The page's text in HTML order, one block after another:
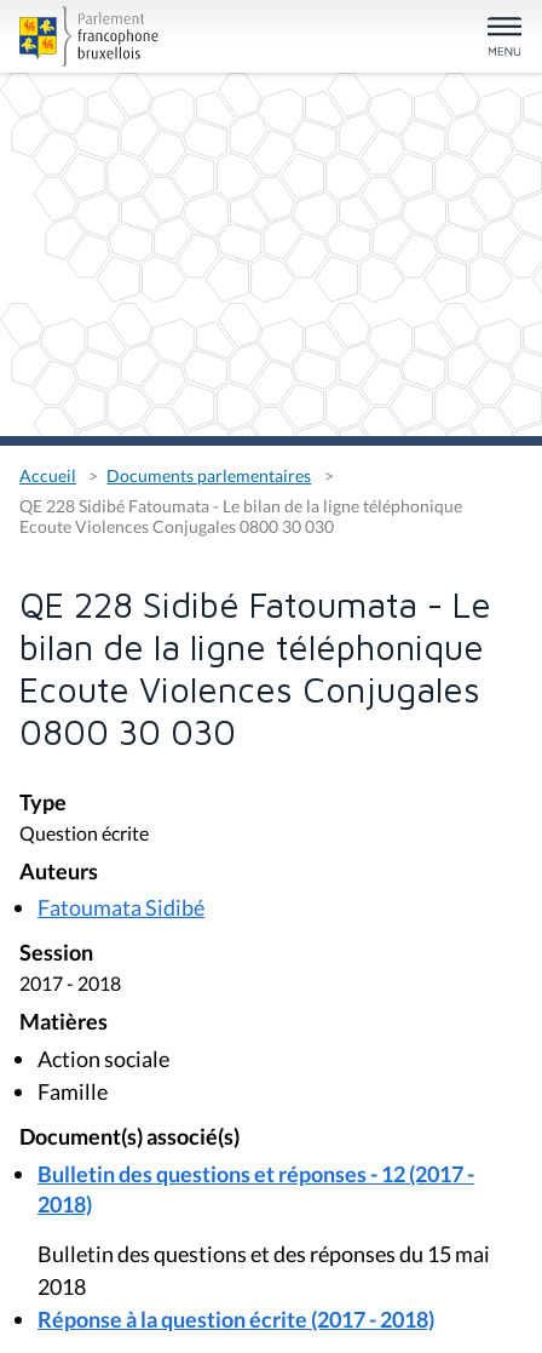
Accueil
Documents parlementaires
QE 228 Sidibé Fatoumata - Le bilan de la ligne téléphonique
Ecoute Violences Conjugales 0800 30 030
QE 228 Sidibé Fatoumata - Le
bilan de la ligne téléphonique
Ecoute Violences Conjugales
0800 30 030
Type
Question écrite
Auteurs
Fatoumata Sidibé
Session
2017 - 2018
Matières
Action sociale
Famille
Document(s) associé(s)
Bulletin des questions et réponses - 12 (2017 -
2018)
Bulletin des questions et des réponses du 15 mai
2018
Réponse à la question écrite (2017 - 2018)